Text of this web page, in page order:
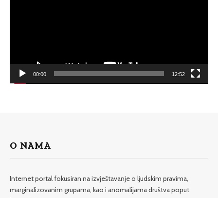
00:00 12:52
O NAMA
Internet portal fokusiran na izvještavanje o ljudskim pravima,
marginalizovanim grupama, kao i anomalijama društva poput